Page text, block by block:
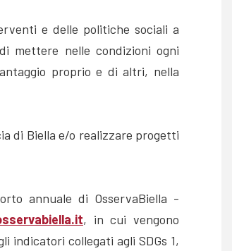
e delle politiche sociali a
mettere nelle condizioni ogni
proprio e di altri, nella
di Biella e/o realizzare progetti
annuale di OsservaBiella -
, in cui vengono
indicatori collegati agli SDGs 1,